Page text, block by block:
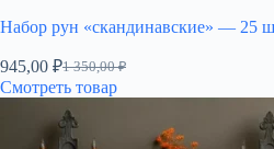
Набор рун «скандинавские» — 25
1 350,00₽
Первоначальная
цена
составляла
1
945,00 ₽Текущая
цена:
945,00 ₽.
Смотреть товар